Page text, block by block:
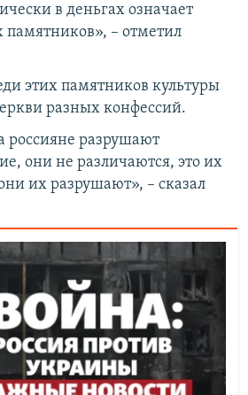
в деньгах означает
– отметил
этих памятников культуры
разных конфессий.
россияне разрушают
они не различаются, это их
их разрушают», – сказал